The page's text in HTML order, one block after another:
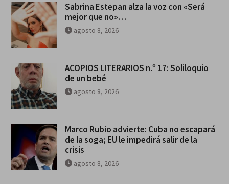
Sabrina Estepan alza la voz con «Será
mejor que no»…
agosto 8, 2026
ACOPIOS LITERARIOS n.º 17: Soliloquio
de un bebé
agosto 8, 2026
Marco Rubio advierte: Cuba no escapará
de la soga; EU le impedirá salir de la
crisis
agosto 8, 2026